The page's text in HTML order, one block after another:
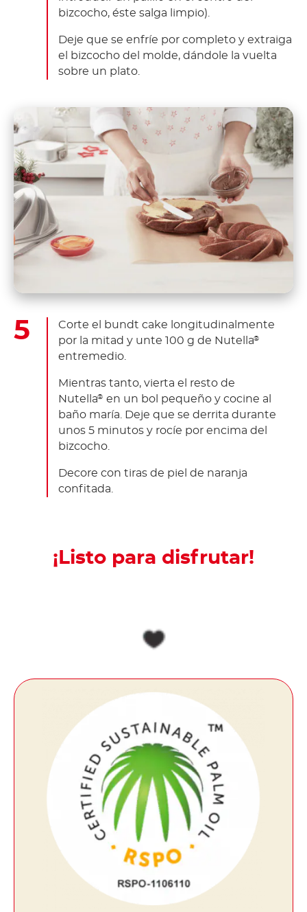
bizcocho, éste salga limpio).
Deje que se enfríe por completo y extraiga
el bizcocho del molde, dándole la vuelta
sobre un plato.
Corte el bundt cake longitudinalmente
por la mitad y unte 100 g de Nutella®
entremedio.
Mientras tanto, vierta el resto de
Nutella® en un bol pequeño y cocine al
baño maría. Deje que se derrita durante
unos 5 minutos y rocíe por encima del
bizcocho.
Decore con tiras de piel de naranja
confitada.
¡Listo para disfrutar!